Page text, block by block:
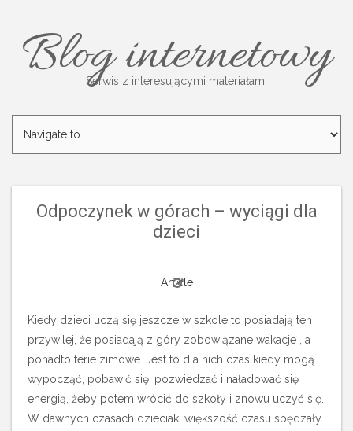
Blog internetowy
Serwis z interesującymi materiałami
Odpoczynek w górach – wyciągi dla
dzieci
Article
Kiedy dzieci uczą się jeszcze w szkole to posiadają ten
przywilej, że posiadają z góry zobowiązane wakacje , a
ponadto ferie zimowe. Jest to dla nich czas kiedy mogą
wypocząć, pobawić się, pozwiedzać i naładować się
energią, żeby potem wrócić do szkoły i znowu uczyć się.
W dawnych czasach dzieciaki większość czasu spędzały